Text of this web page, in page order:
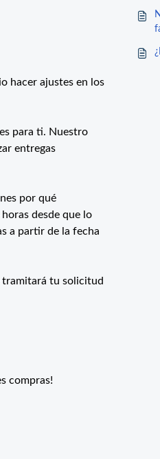
hacer ajustes en los
para ti. Nuestro
entregas
por qué
desde que lo
a partir de la fecha
tramitará tu solicitud
compras!